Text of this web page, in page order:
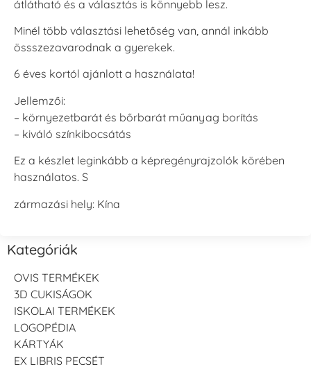
átlátható és a választás is könnyebb lesz.
Minél több választási lehetőség van, annál inkább
össszezavarodnak a gyerekek.
6 éves kortól ajánlott a használata!
Jellemzői:
– környezetbarát és bőrbarát műanyag borítás
– kiváló színkibocsátás
Ez a készlet leginkább a képregényrajzolók körében
használatos. S
zármazási hely: Kína
Kategóriák
OVIS TERMÉKEK
3D CUKISÁGOK
ISKOLAI TERMÉKEK
LOGOPÉDIA
KÁRTYÁK
EX LIBRIS PECSÉT